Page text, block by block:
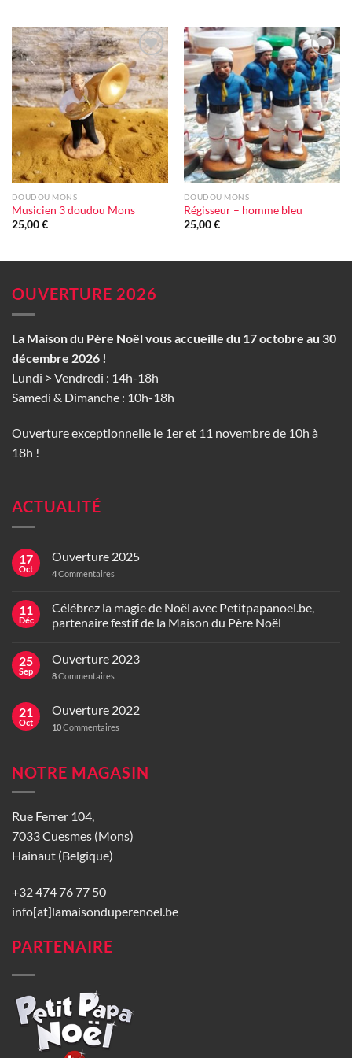
578,00 €.560,00 €.
Ajouter
à la liste
d'envie
DOUDOU MONS
Musicien 3 doudou Mons
25,00€
Ajouter
à la liste
d'envie
DOUDOU MONS
Régisseur – homme bleu
25,00€
OUVERTURE 2026
La Maison du Père Noël vous accueille du 17 octobre au 30
décembre 2026 !
Lundi > Vendredi : 14h-18h
Samedi & Dimanche : 10h-18h
Ouverture exceptionnelle le 1er et 11 novembre de 10h à
18h !
ACTUALITÉ
17
Oct
Ouverture 2025
4Commentaires
11
Déc
Célébrez la magie de Noël avec Petitpapanoel.be,
partenaire festif de la Maison du Père Noël
25
Sep
Ouverture 2023
8Commentaires
21
Oct
Ouverture 2022
10Commentaires
NOTRE MAGASIN
Rue Ferrer 104,
7033 Cuesmes (Mons)
Hainaut (Belgique)
+32 474 76 77 50
info[at]lamaisonduperenoel.be
PARTENAIRE